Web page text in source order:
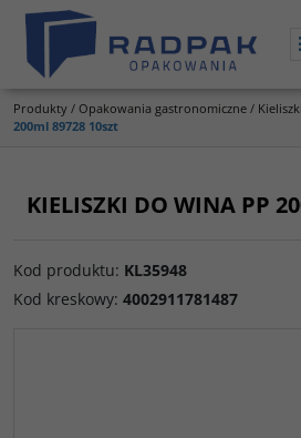
Produkty / Opakowania gastronomiczne / Kieliszki
200ml 89728 10szt
KIELISZKI DO WINA PP
Kod produktu: KL35948
Kod kreskowy: 4002911781487